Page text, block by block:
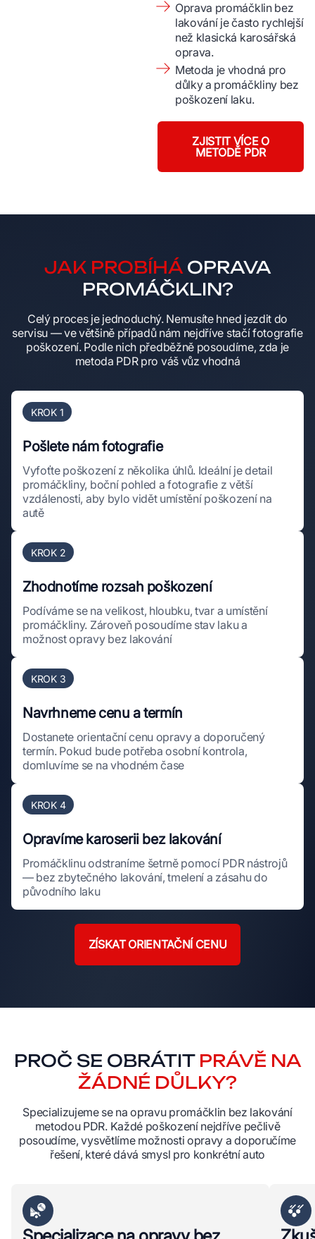
Oprava promáčklin bez
lakování je často rychlejší
než klasická karosářská
oprava.
Metoda je vhodná pro
důlky a promáčkliny bez
poškození laku.
ZJISTIT VÍCE O
METODĚ PDR
JAK PROBÍHÁOPRAVA
PROMÁČKLIN?
Celý proces je jednoduchý. Nemusíte hned jezdit do
servisu — ve většině případů nám nejdříve stačí fotografie
poškození. Podle nich předběžně posoudíme, zda je
metoda PDR pro váš vůz vhodná
KROK 1
Pošlete nám fotografie
Vyfoťte poškození z několika úhlů. Ideální je detail
promáčkliny, boční pohled a fotografie z větší
vzdálenosti, aby bylo vidět umístění poškození na
autě
KROK 2
Zhodnotíme rozsah poškození
Podíváme se na velikost, hloubku, tvar a umístění
promáčkliny. Zároveň posoudíme stav laku a
možnost opravy bez lakování
KROK 3
Navrhneme cenu a termín
Dostanete orientační cenu opravy a doporučený
termín. Pokud bude potřeba osobní kontrola,
domluvíme se na vhodném čase
KROK 4
Opravíme karoserii bez lakování
Promáčklinu odstraníme šetrně pomocí PDR nástrojů
— bez zbytečného lakování, tmelení a zásahu do
původního laku
ZÍSKAT ORIENTAČNÍ CENU
PROČ SE OBRÁTIT PRÁVĚ NA
ŽÁDNÉ DŮLKY?
Specializujeme se na opravu promáčklin bez lakování
metodou PDR. Každé poškození nejdříve pečlivě
posoudíme, vysvětlíme možnosti opravy a doporučíme
řešení, které dává smysl pro konkrétní auto